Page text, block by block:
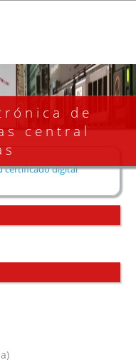
de
central
certificado digital